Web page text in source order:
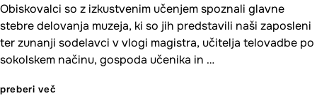
Obiskovalci so z izkustvenim učenjem spoznali glavne
stebre delovanja muzeja, ki so jih predstavili naši zaposleni
ter zunanji sodelavci v vlogi magistra, učitelja telovadbe po
sokolskem načinu, gospoda učenika in …
preberi več